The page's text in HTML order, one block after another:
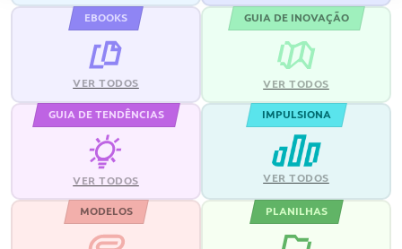
EBOOKS
VER TODOS
GUIA DE INOVAÇÃO
VER TODOS
GUIA DE TENDÊNCIAS
VER TODOS
IMPULSIONA
VER TODOS
MODELOS PLANILHAS